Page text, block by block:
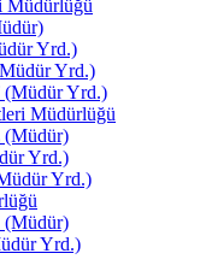
Müdürlüğü
Yrd.)
Yrd.)
Yrd.)
Müdürlüğü
Yrd.)
Yrd.)
Yrd.)